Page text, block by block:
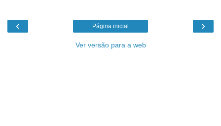
‹ ›
Página inicial
Ver versão para a web